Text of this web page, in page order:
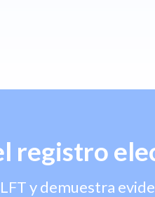
registro
y demuestra